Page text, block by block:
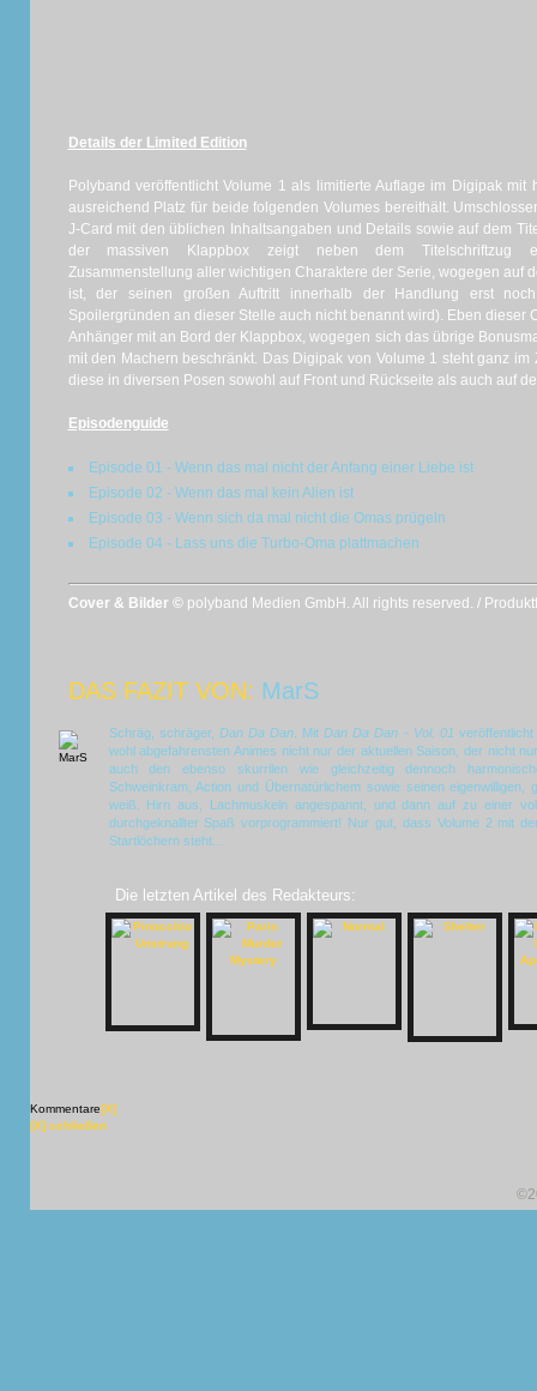
Details der Limited Edition
Polyband veröffentlicht Volume 1 als limitierte Auflage im Digipak mit
ausreichend Platz für beide folgenden Volumes bereithält.
J-Card mit den üblichen Inhaltsangaben und Details sowie auf dem
der massiven Klappbox zeigt neben dem Titelschriftzug
Zusammenstellung aller wichtigen Charaktere der Serie, wogegen auf
ist, der seinen großen Auftritt innerhalb der Handlung erst
Spoilergründen an dieser Stelle auch nicht benannt wird). Eben dieser
Anhänger mit an Bord der Klappbox, wogegen sich das übrige
mit den Machern beschränkt. Das Digipak von Volume 1 steht ganz
diese in diversen Posen sowohl auf Front und Rückseite als auch auf
Episodenguide
Episode 01 - Wenn das mal nicht der Anfang einer Liebe ist
Episode 02 - Wenn das mal kein Alien ist
Episode 03 - Wenn sich da mal nicht die Omas prügeln
Episode 04 - Lass uns die Turbo-Oma plattmachen
Cover & Bilder © polyband Medien GmbH. All rights reserved. /
DAS FAZIT VON: MarS
Schräg, schräger, Dan Da Dan. MitDan Da Dan - Vol. 01
wohl abgefahrensten Animes nicht nur der aktuellen Saison, der nicht
auch den ebenso skurrilen wie gleichzeitig dennoch
Schweinkram, Action und Übernatürlichem sowie seinen eigenwilligen,
weiß. Hirn aus, Lachmuskeln angespannt, und dann auf zu einer
durchgeknallter Spaß vorprogrammiert! Nur gut, dass Volume 2 mit
Startlöchern steht...
Die letzten Artikel des Redakteurs:
Kommentare[X]
[X] schließen